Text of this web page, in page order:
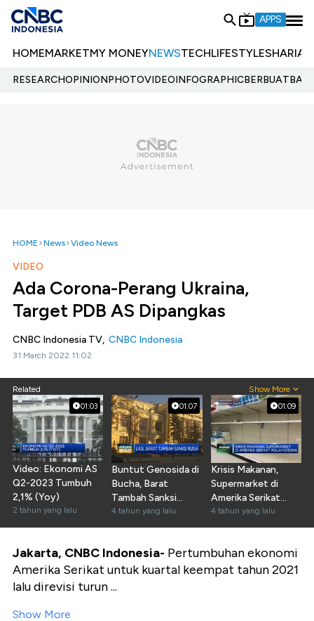
APPS
HOMEMARKETMY MONEYNEWSTECHLIFESTYLESHARIA
RESEARCHOPINIONPHOTOVIDEOINFOGRAPHIC
HOME News Video News
VIDEO
Ada Corona-Perang Ukraina,
Target PDB AS Dipangkas
CNBC Indonesia TV, CNBC Indonesia
31 March 2022 11:02
Related Show More
01:03
Video: Ekonomi AS
Q2-2023 Tumbuh
2,1% (Yoy)
2 tahun yang lalu
01:07
Buntut Genosida di
Bucha, Barat
Tambah Sanksi
Rusia
4 tahun yang lalu
01:09
Krisis Makanan,
Supermarket di
Amerika Serikat
Mulai Kosong
4 tahun yang lalu
Jakarta, CNBC Indonesia- Pertumbuhan ekonomi
Amerika Serikat untuk kuartal keempat tahun 2021
lalu direvisi turun ...
Show More